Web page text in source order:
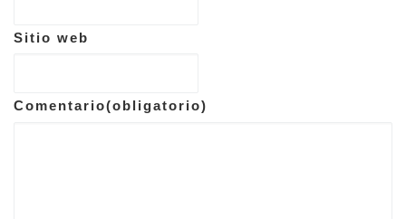
Sitio web
Comentario(obligatorio)